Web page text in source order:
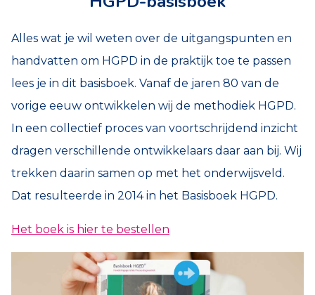
Alles wat je wil weten over de uitgangspunten en
handvatten om HGPD in de praktijk toe te passen
lees je in dit basisboek. Vanaf de jaren 80 van de
vorige eeuw ontwikkelen wij de methodiek HGPD.
In een collectief proces van voortschrijdend inzicht
dragen verschillende ontwikkelaars daar aan bij. Wij
trekken daarin samen op met het onderwijsveld.
Dat resulteerde in 2014 in het Basisboek HGPD.
Het boek is hier te bestellen